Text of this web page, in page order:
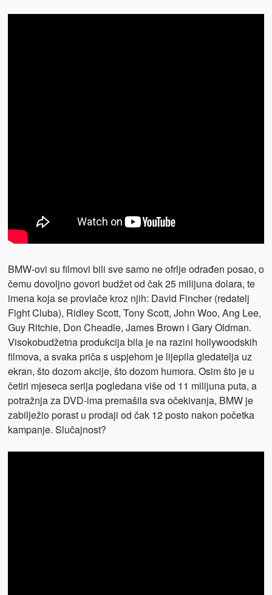
BMW-ovi su filmovi bili sve samo ne ofrlje odrađen posao, o
čemu dovoljno govori budžet od čak 25 milijuna dolara, te
imena koja se provlače kroz njih: David Fincher (redatelj
Fight Cluba), Ridley Scott, Tony Scott, John Woo, Ang Lee,
Guy Ritchie, Don Cheadle, James Brown i Gary Oldman.
Visokobudžetna produkcija bila je na razini hollywoodskih
filmova, a svaka priča s uspjehom je lijepila gledatelja uz
ekran, što dozom akcije, što dozom humora. Osim što je u
četiri mjeseca serija pogledana više od 11 milijuna puta, a
potražnja za DVD-ima premašila sva očekivanja, BMW je
zabilježio porast u prodaji od čak 12 posto nakon početka
kampanje. Slučajnost?